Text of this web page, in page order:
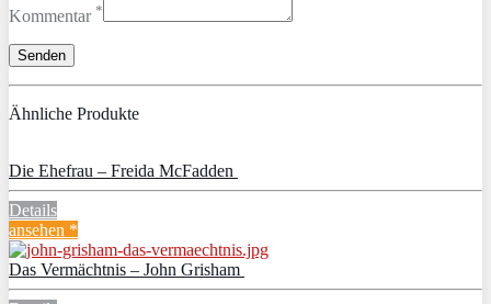
Kommentar *
Ähnliche Produkte
Die Ehefrau – Freida McFadden
Details
ansehen *
Das Vermächtnis – John Grisham